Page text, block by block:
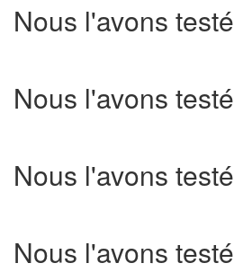
Nous l'avons testé
Nous l'avons testé
Nous l'avons testé
Nous l'avons testé